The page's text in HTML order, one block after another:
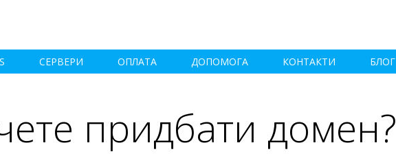
СЕРВЕРИ ОПЛАТА ДОПОМОГА КОНТАКТИ БЛОГ
придбати домен?